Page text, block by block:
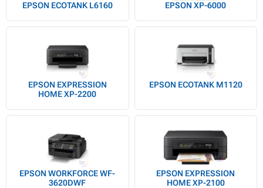
EPSON ECOTANK L6160 EPSON XP-6000
EPSON EXPRESSION
HOME XP-2200
EPSON ECOTANK M1120
EPSON WORKFORCE WF-
3620DWF
EPSON EXPRESSION
HOME XP-2100